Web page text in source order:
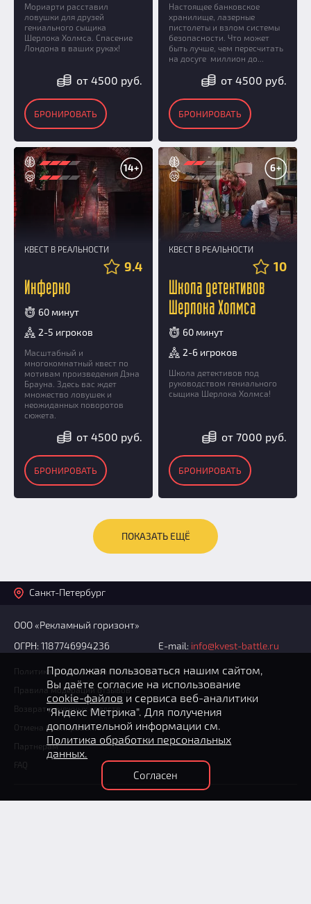
Мориарти расставил
ловушки для друзей
гениального сыщика
Шерлока Холмса. Спасение
Лондона в ваших руках!
от 4500 руб.
БРОНИРОВАТЬ
Настоящее банковское
хранилище, лазерные
пистолеты и взлом системы
безопасности. Что может
быть лучше, чем пересчитать
на досуге миллион до...
от 4500 руб.
БРОНИРОВАТЬ
14+
КВЕСТ В РЕАЛЬНОСТИ
9.4
Инферно
60 минут
2-5 игроков
Масштабный и
многокомнатный квест по
мотивам произведения Дэна
Брауна. Здесь вас ждет
множество ловушек и
неожиданных поворотов
сюжета.
от 4500 руб.
БРОНИРОВАТЬ
6+
КВЕСТ В РЕАЛЬНОСТИ
10
Школа детективов
Шерлока Холмса
60 минут
2-6 игроков
Школа детективов под
руководством гениального
сыщика Шерлока Холмса!
от 7000 руб.
БРОНИРОВАТЬ
ПОКАЗАТЬ ЕЩЁ
Санкт-Петербург
ООО «Рекламный горизонт»
ОГРН: 1187746994236
E-mail: info@kvest-battle.ru
Политика конфиденциальности
Правила модерации отзывов
Возврат денежных средств
Отмена бронирования
Партнерам
FAQ
+7 (812) 602-70-76
Продолжая пользоваться нашим сайтом,
Вы даёте согласие на использование
cookie-файлови сервиса веб-аналитики
"Яндекс Метрика". Для получения
дополнительной информации см.
Политика обработки персональных
данных.
Согласен